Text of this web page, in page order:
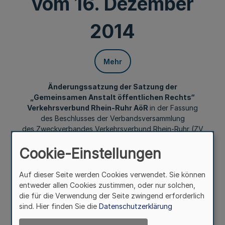
2014
Mehr
Änderungssatzung der Satzung der
„Gemeinsamen Anstalt öffentlichen Rechts“
Verkehrsverbund Rhein-Ruhr AöR in der Fassung
des Beschlusses der Verbandsversammlung
des Zweckverbandes Verkehrsverbund Rhein-Ruhr (ZV
vom 12. Dezember 2014
und des Beschlusses der Verbandsversammlung
des Nahverkehrs-Zweckverbandes Niederrhein (NVN)
vom 16. Dezember 2014
Durch Beschluss der Verbandsversammlung des
Cookie-Einstellungen
Auf dieser Seite werden Cookies verwendet. Sie können
entweder allen Cookies zustimmen, oder nur solchen,
die für die Verwendung der Seite zwingend erforderlich
sind. Hier finden Sie die Datenschutzerklärung